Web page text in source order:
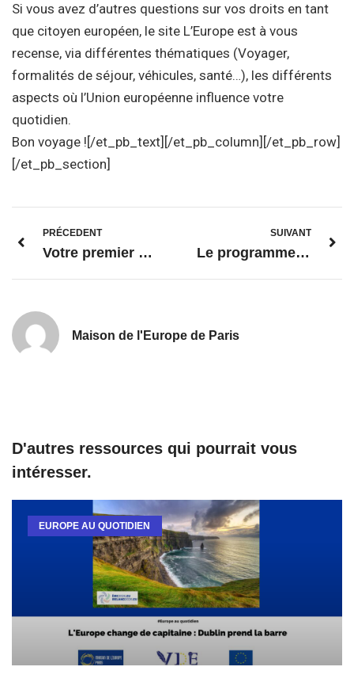
Si vous avez d’autres questions sur vos droits en tant
que citoyen européen, le site L’Europe est à vous
recense, via différentes thématiques (Voyager,
formalités de séjour, véhicules, santé…), les différents
aspects où l’Union européenne influence votre
quotidien.
Bon voyage ![/et_pb_text][/et_pb_column][/et_pb_row]
[/et_pb_section]
PRÉCEDENT
Votre premier emploi EURES
SUIVANT
Le programme Erasmus + à portée de main grâce à une application mobile
Maison de l'Europe de Paris
D'autres ressources qui pourrait vous
intéresser.
EUROPE AU QUOTIDIEN